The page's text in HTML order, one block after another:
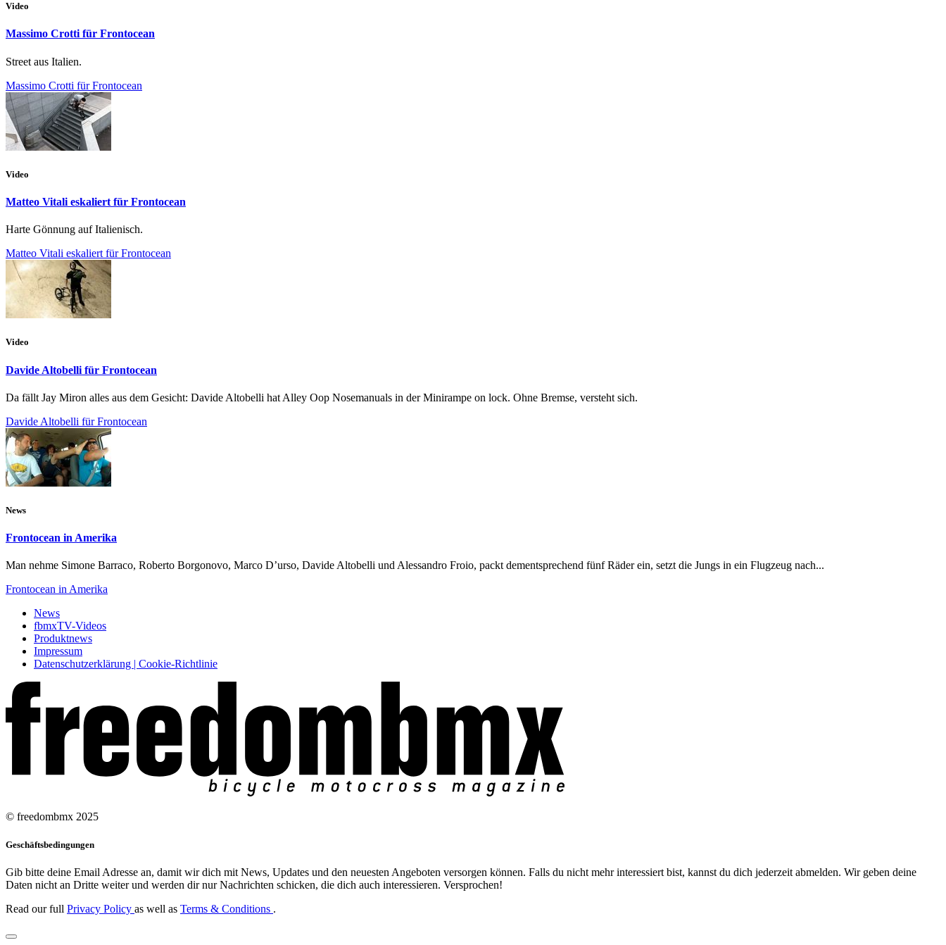
Video
Massimo Crotti für Frontocean
Street aus Italien.
Massimo Crotti für Frontocean
Video
Matteo Vitali eskaliert für Frontocean
Harte Gönnung auf Italienisch.
Matteo Vitali eskaliert für Frontocean
Video
Davide Altobelli für Frontocean
Da fällt Jay Miron alles aus dem Gesicht: Davide Altobelli hat Alley Oop Nosemanuals in der Minirampe on lock. Ohne Bremse, versteht sich.
Davide Altobelli für Frontocean
News
Frontocean in Amerika
Man nehme Simone Barraco, Roberto Borgonovo, Marco D’urso, Davide Altobelli und Alessandro Froio, packt dementsprechend fünf Räder ein, setzt die Jungs in ein Flugzeug nach...
Frontocean in Amerika
News
fbmxTV-Videos
Produktnews
Impressum
Datenschutzerklärung | Cookie-Richtlinie
© freedombmx 2025
Geschäftsbedingungen
Gib bitte deine Email Adresse an, damit wir dich mit News, Updates und den neuesten Angeboten versorgen können. Falls du nicht mehr interessiert bist, kannst du dich jederzeit abmelden. Wir geben deine
Daten nicht an Dritte weiter und werden dir nur Nachrichten schicken, die dich auch interessieren. Versprochen!
Read our full Privacy Policy as well as Terms & Conditions .